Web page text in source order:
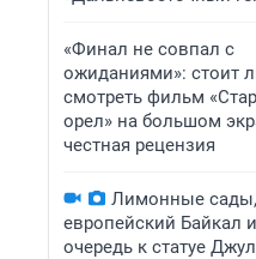
«Финал не совпал с
ожиданиями»: стоит
смотреть фильм
орел» на большом
честная рецензия
Лимонные сады,
европейский Байкал и
очередь к статуе